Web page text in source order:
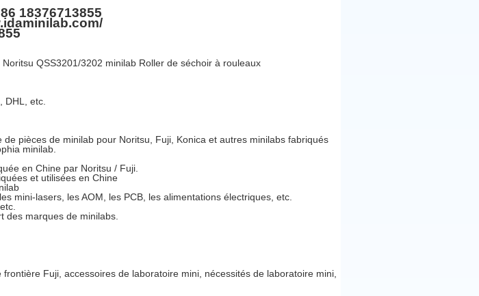
18376713855
QSS3201/3202 minilab Roller de séchoir à rouleaux
DHL, etc.
pièces de minilab pour Noritsu, Fuji, Konica et autres minilabs fabriqués
minilab.
en Chine par Noritsu / Fuji.
et utilisées en Chine
mini-lasers, les AOM, les PCB, les alimentations électriques, etc.
des marques de minilabs.
Fuji, accessoires de laboratoire mini, nécessités de laboratoire mini,